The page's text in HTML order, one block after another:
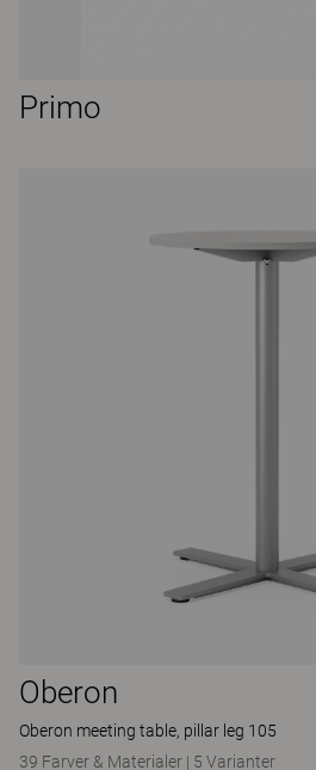
Primo
Oberon
Oberon meeting table, pillar leg 105
39 Farver & Materialer | 5 Varianter